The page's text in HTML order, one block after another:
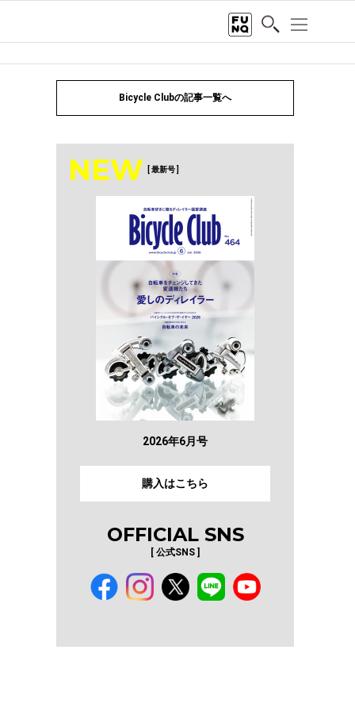
Bicycle Clubの記事一覧へ
NEW [ 最新号 ]
2026年6月号
購入はこちら
OFFICIAL SNS
[ 公式SNS ]